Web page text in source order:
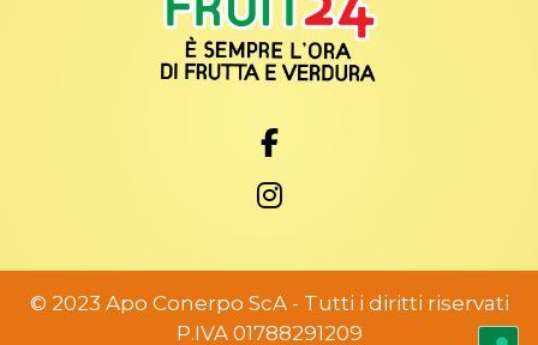
© 2023 Apo Conerpo ScA - Tutti i diritti riservati
P.IVA 01788291209